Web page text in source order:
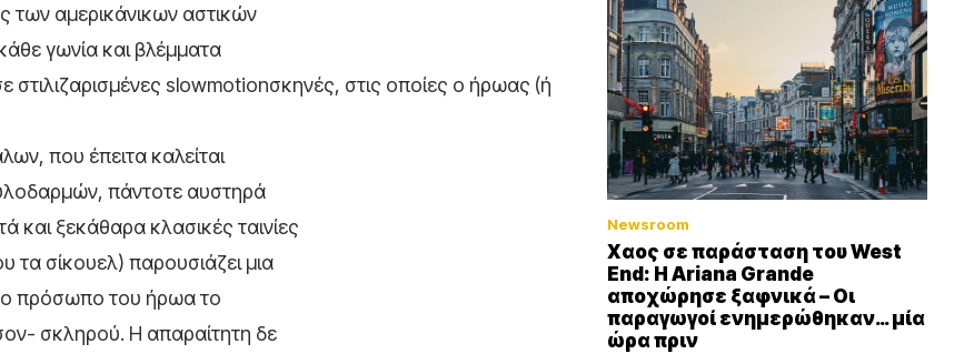
των αμερικάνικων αστικών
γωνία και βλέμματα
στιλιζαρισμένες slowmotionσκηνές, στις οποίες ο ήρωας (ή
που έπειτα καλείται
πάντοτε αυστηρά
και ξεκάθαρα κλασικές ταινίες
τα σίκουελ) παρουσιάζει μια
πρόσωπο του ήρωα το
σκληρού. Η απαραίτητη δε
Newsroom
Xαος σε παράσταση του West
End: Η Αriana Grande
αποχώρησε ξαφνικά – Οι
παραγωγοί ενημερώθηκαν… μία
ώρα πριν